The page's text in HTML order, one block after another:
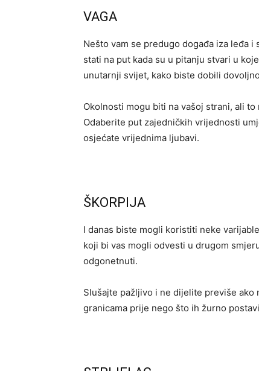
VAGA
Nešto vam se predugo događa iza leđa
stati na put kada su u pitanju stvari u
unutarnji svijet, kako biste dobili
Okolnosti mogu biti na vašoj strani, ali
Odaberite put zajedničkih vrijednosti
osjećate vrijednima ljubavi.
ŠKORPIJA
I danas biste mogli koristiti neke
koji bi vas mogli odvesti u drugom
odgonetnuti.
Slušajte pažljivo i ne dijelite previše
granicama prije nego što ih žurno